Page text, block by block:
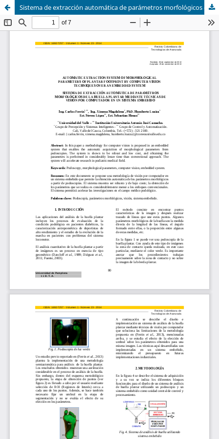
Sistema de extracción automática de parámetros morfológicos de la huella plantar mediante técnicas de visión por computador en un sistema embebido